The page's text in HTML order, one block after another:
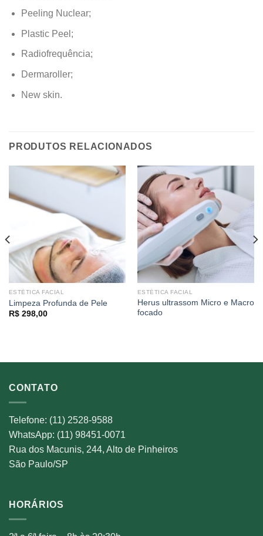
Peeling Nuclear;
Plastic Peel;
Radiofrequência;
Dermaroller;
New skin.
PRODUTOS RELACIONADOS
ESTÉTICA FACIAL
Limpeza Profunda de Pele
R$298,00
ESTÉTICA FACIAL
Herus ultrassom Micro e Macro
focado
CONTATO
Telefone: (11) 2528-9588
WhatsApp: (11) 98451-0071
Rua dos Macunis, 244, Alto de Pinheiros
São Paulo/SP
HORÁRIOS